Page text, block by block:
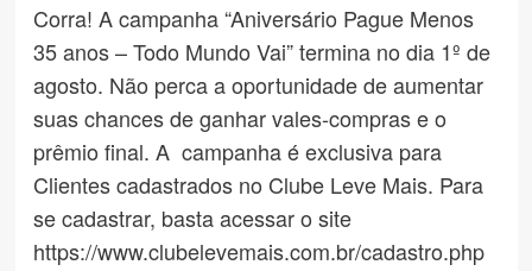
Corra! A campanha “Aniversário Pague Menos
35 anos – Todo Mundo Vai” termina no dia 1º de
agosto. Não perca a oportunidade de aumentar
suas chances de ganhar vales-compras e o
prêmio final. A campanha é exclusiva para
Clientes cadastrados no Clube Leve Mais. Para
se cadastrar, basta acessar o site
https://www.clubelevemais.com.br/cadastro.php